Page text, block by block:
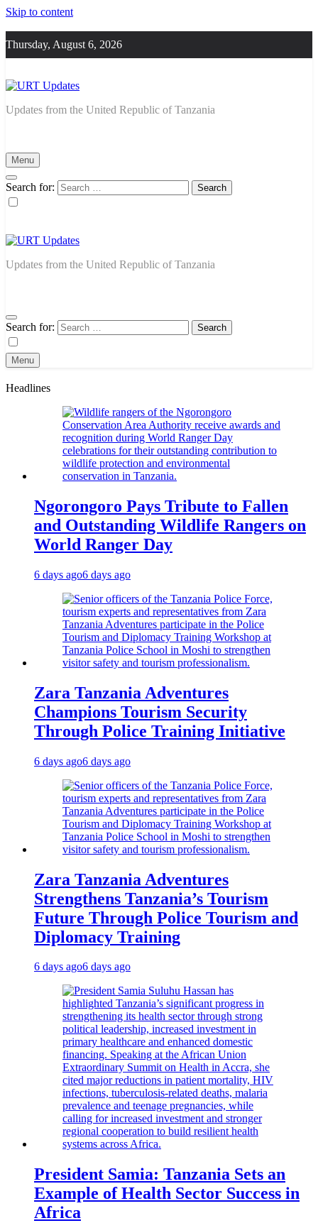
Skip to content
Thursday, August 6, 2026
URT Updates
Updates from the United Republic of Tanzania
Menu
Search for:
URT Updates
Updates from the United Republic of Tanzania
Search for:
Menu
Headlines
Ngorongoro Pays Tribute to Fallen
and Outstanding Wildlife Rangers on
World Ranger Day
6 days ago6 days ago
Zara Tanzania Adventures
Champions Tourism Security
Through Police Training Initiative
6 days ago6 days ago
Zara Tanzania Adventures
Strengthens Tanzania’s Tourism
Future Through Police Tourism and
Diplomacy Training
6 days ago6 days ago
President Samia: Tanzania Sets an
Example of Health Sector Success in
Africa